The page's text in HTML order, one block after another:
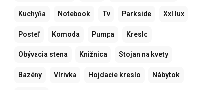
Kuchyňa Notebook Tv Parkside Xxl lux
Posteľ Komoda Pumpa Kreslo
Obývacia stena Knižnica Stojan na kvety
Bazény Vírivka Hojdacie kreslo Nábytok